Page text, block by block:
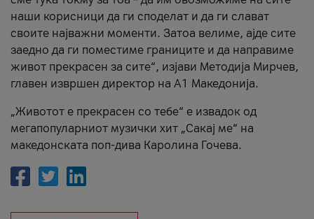
наши корисници да ги споделат и да ги слават
своите најважни моменти. Затоа велиме, ајде сите
заедно да ги поместиме границите и да направиме
живот прекрасен за сите“, изјави Методија Мирчев,
главен извршен директор на А1 Македонија.
„Животот е прекрасен со тебе“ е извадок од
мегапопуларниот музички хит „Сакај ме“ на
македонската поп-дива Каролина Гочева.